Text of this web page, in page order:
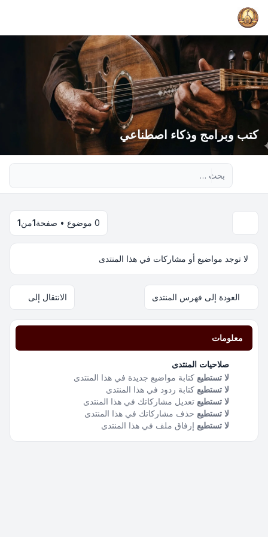
كتب وبرامج وذكاء اصطناعي
0 موضوع • صفحة 1من1
لا توجد مواضيع أو مشاركات في هذا المنتدى
العودة إلى فهرس المنتدى الانتقال إلى
معلومات
صلاحيات المنتدى
لا تستطيع كتابة مواضيع جديدة في هذا المنتدى
لا تستطيع كتابة ردود في هذا المنتدى
لا تستطيع تعديل مشاركاتك في هذا المنتدى
لا تستطيع حذف مشاركاتك في هذا المنتدى
لا تستطيع إرفاق ملف في هذا المنتدى